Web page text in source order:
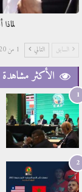
السابق التالي 1 من 1٬420
الأكثر مشاهدة
1
2